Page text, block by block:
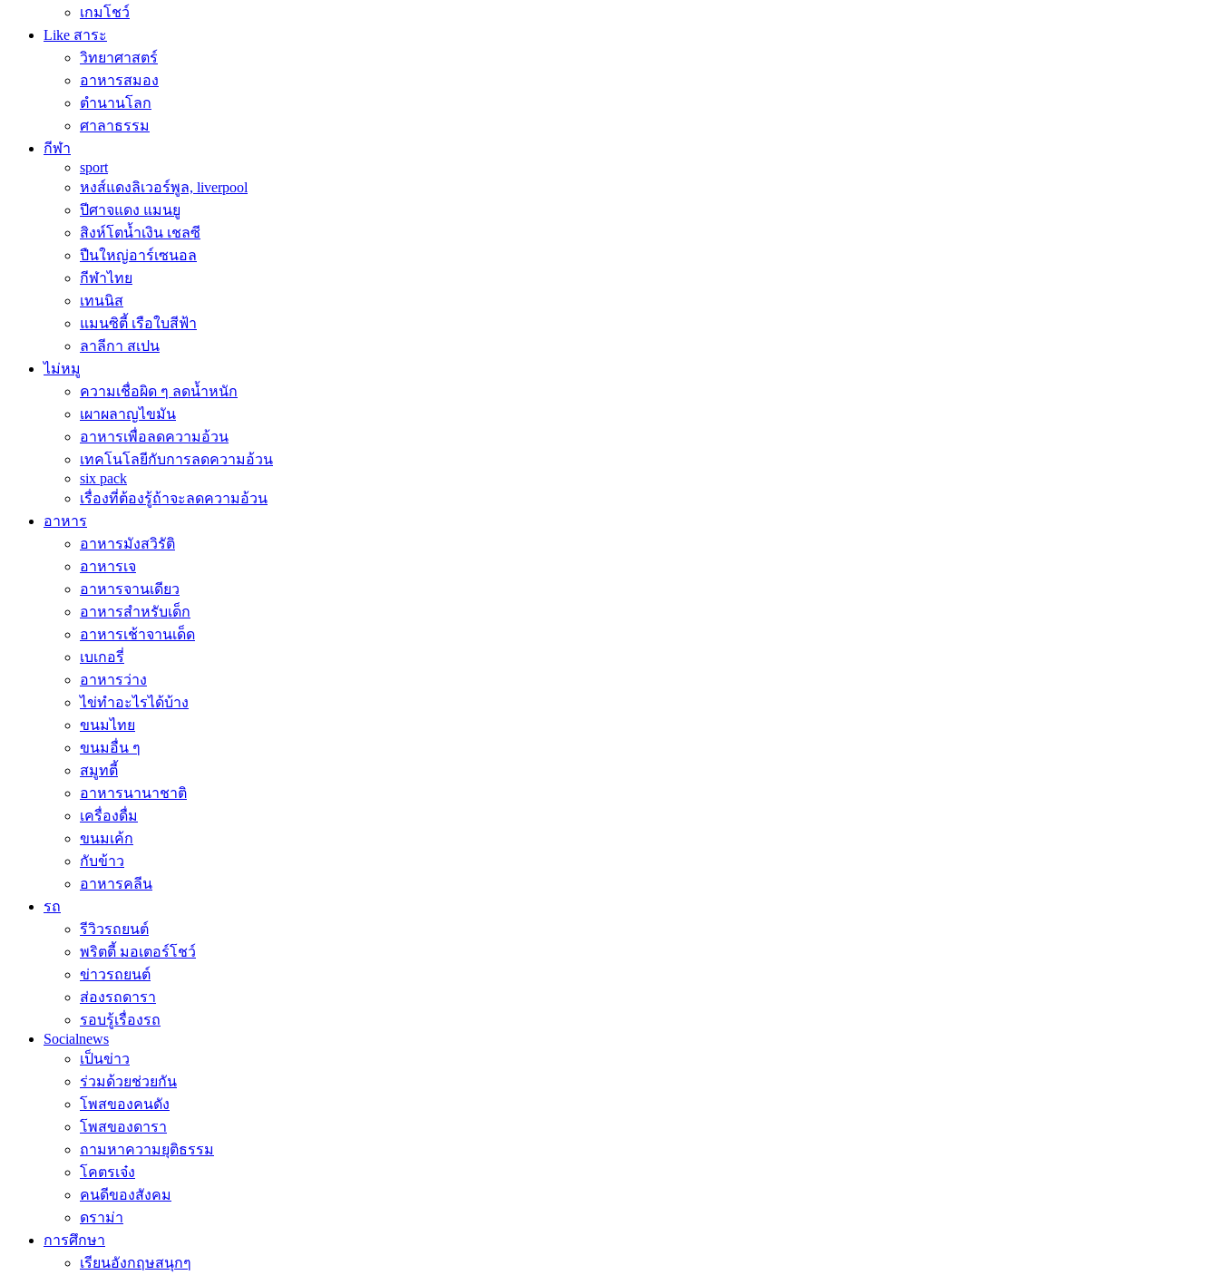
เกมโชว์
Like สาระ
วิทยาศาสตร์
อาหารสมอง
ตำนานโลก
ศาลาธรรม
กีฬา
sport
หงส์แดงลิเวอร์พูล, liverpool
ปีศาจแดง แมนยู
สิงห์โตน้ำเงิน เชลซี
ปืนใหญ่อาร์เซนอล
กีฬาไทย
เทนนิส
แมนซิตี้ เรือใบสีฟ้า
ลาลีกา สเปน
ไม่หมู
ความเชื่อผิด ๆ ลดน้ำหนัก
เผาผลาญไขมัน
อาหารเพื่อลดความอ้วน
เทคโนโลยีกับการลดความอ้วน
six pack
เรื่องที่ต้องรู้ถ้าจะลดความอ้วน
อาหาร
อาหารมังสวิรัติ
อาหารเจ
อาหารจานเดียว
อาหารสำหรับเด็ก
อาหารเช้าจานเด็ด
เบเกอรี่
อาหารว่าง
ไข่ทำอะไรได้บ้าง
ขนมไทย
ขนมอื่น ๆ
สมูทตี้
อาหารนานาชาติ
เครื่องดื่ม
ขนมเค้ก
กับข้าว
อาหารคลีน
รถ
รีวิวรถยนต์
พริตตี้ มอเตอร์โชว์
ข่าวรถยนต์
ส่องรถดารา
รอบรู้เรื่องรถ
Socialnews
เป็นข่าว
ร่วมด้วยช่วยกัน
โพสของคนดัง
โพสของดารา
ถามหาความยุติธรรม
โคตรเจ๋ง
คนดีของสังคม
ดราม่า
การศึกษา
เรียนอังกฤษสนุกๆ